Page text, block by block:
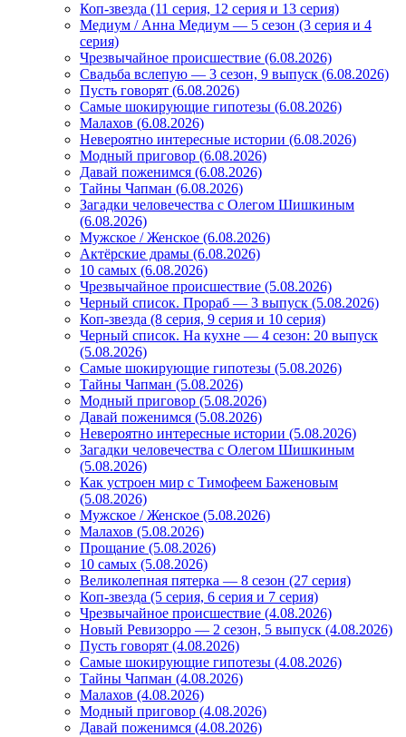
Коп-звезда (11 серия, 12 серия и 13 серия)
Медиум / Анна Медиум — 5 сезон (3 серия и 4
серия)
Чрезвычайное происшествие (6.08.2026)
Свадьба вслепую — 3 сезон, 9 выпуск (6.08.2026)
Пусть говорят (6.08.2026)
Самые шокирующие гипотезы (6.08.2026)
Малахов (6.08.2026)
Невероятно интересные истории (6.08.2026)
Модный приговор (6.08.2026)
Давай поженимся (6.08.2026)
Тайны Чапман (6.08.2026)
Загадки человечества с Олегом Шишкиным
(6.08.2026)
Мужское / Женское (6.08.2026)
Актёрские драмы (6.08.2026)
10 самых (6.08.2026)
Чрезвычайное происшествие (5.08.2026)
Черный список. Прораб — 3 выпуск (5.08.2026)
Коп-звезда (8 серия, 9 серия и 10 серия)
Черный список. На кухне — 4 сезон: 20 выпуск
(5.08.2026)
Самые шокирующие гипотезы (5.08.2026)
Тайны Чапман (5.08.2026)
Модный приговор (5.08.2026)
Давай поженимся (5.08.2026)
Невероятно интересные истории (5.08.2026)
Загадки человечества с Олегом Шишкиным
(5.08.2026)
Как устроен мир с Тимофеем Баженовым
(5.08.2026)
Мужское / Женское (5.08.2026)
Малахов (5.08.2026)
Прощание (5.08.2026)
10 самых (5.08.2026)
Великолепная пятерка — 8 сезон (27 серия)
Коп-звезда (5 серия, 6 серия и 7 серия)
Чрезвычайное происшествие (4.08.2026)
Новый Ревизорро — 2 сезон, 5 выпуск (4.08.2026)
Пусть говорят (4.08.2026)
Самые шокирующие гипотезы (4.08.2026)
Тайны Чапман (4.08.2026)
Малахов (4.08.2026)
Модный приговор (4.08.2026)
Давай поженимся (4.08.2026)